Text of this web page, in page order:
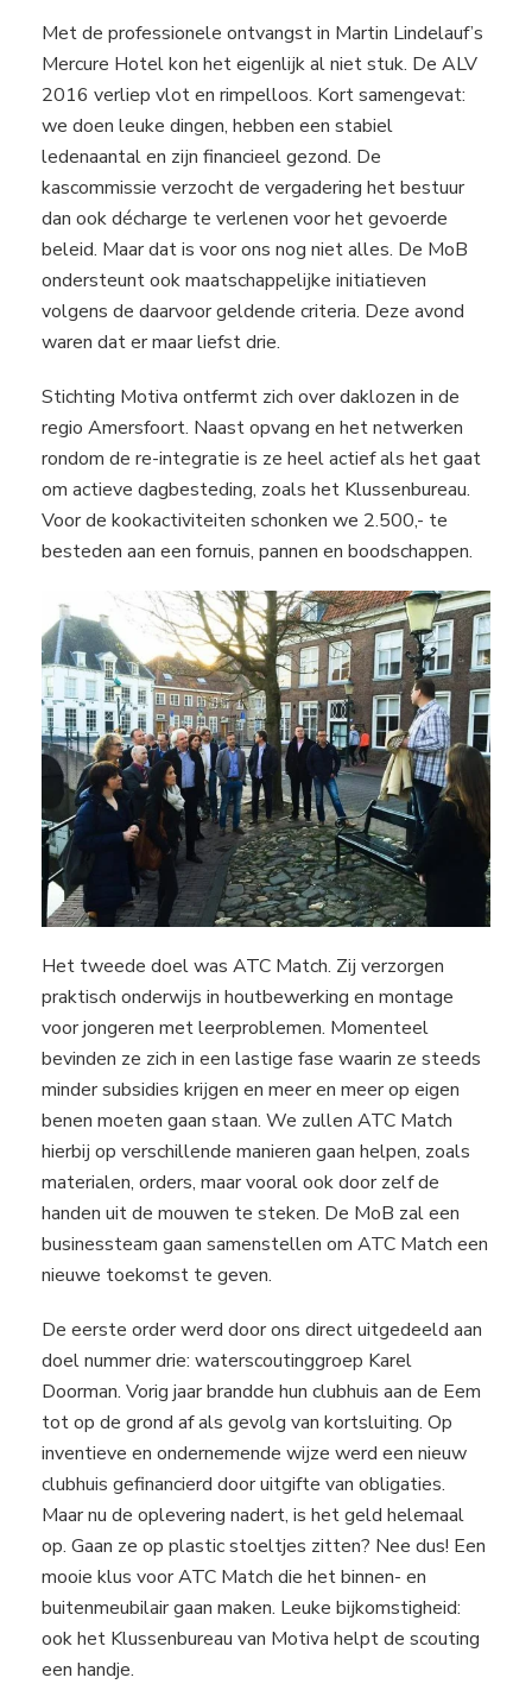
Met de professionele ontvangst in Martin Lindelauf’s
Mercure Hotel kon het eigenlijk al niet stuk. De ALV
2016 verliep vlot en rimpelloos. Kort samengevat:
we doen leuke dingen, hebben een stabiel
ledenaantal en zijn financieel gezond. De
kascommissie verzocht de vergadering het bestuur
dan ook décharge te verlenen voor het gevoerde
beleid. Maar dat is voor ons nog niet alles. De MoB
ondersteunt ook maatschappelijke initiatieven
volgens de daarvoor geldende criteria. Deze avond
waren dat er maar liefst drie.
Stichting Motiva ontfermt zich over daklozen in de
regio Amersfoort. Naast opvang en het netwerken
rondom de re-integratie is ze heel actief als het gaat
om actieve dagbesteding, zoals het Klussenbureau.
Voor de kookactiviteiten schonken we 2.500,- te
besteden aan een fornuis, pannen en boodschappen.
Het tweede doel was ATC Match. Zij verzorgen
praktisch onderwijs in houtbewerking en montage
voor jongeren met leerproblemen. Momenteel
bevinden ze zich in een lastige fase waarin ze steeds
minder subsidies krijgen en meer en meer op eigen
benen moeten gaan staan. We zullen ATC Match
hierbij op verschillende manieren gaan helpen, zoals
materialen, orders, maar vooral ook door zelf de
handen uit de mouwen te steken. De MoB zal een
businessteam gaan samenstellen om ATC Match een
nieuwe toekomst te geven.
De eerste order werd door ons direct uitgedeeld aan
doel nummer drie: waterscoutinggroep Karel
Doorman. Vorig jaar brandde hun clubhuis aan de Eem
tot op de grond af als gevolg van kortsluiting. Op
inventieve en ondernemende wijze werd een nieuw
clubhuis gefinancierd door uitgifte van obligaties.
Maar nu de oplevering nadert, is het geld helemaal
op. Gaan ze op plastic stoeltjes zitten? Nee dus! Een
mooie klus voor ATC Match die het binnen- en
buitenmeubilair gaan maken. Leuke bijkomstigheid:
ook het Klussenbureau van Motiva helpt de scouting
een handje.